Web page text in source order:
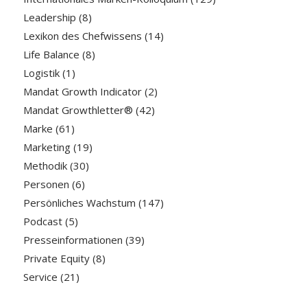
Leadership (8)
Lexikon des Chefwissens (14)
Life Balance (8)
Logistik(1)
Mandat Growth Indicator(2)
Mandat Growthletter® (42)
Marke (61)
Marketing(19)
Methodik(30)
Personen (6)
Persönliches Wachstum (147)
Podcast(5)
Presseinformationen (39)
Private Equity(8)
Service (21)